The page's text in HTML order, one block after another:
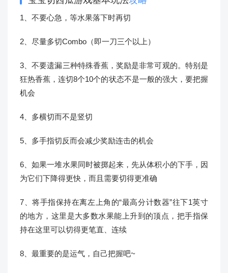
1、不要心急，等水果落下时再切
2、尽量多切Combo（即一刀三个以上）
3、不要遗漏三种特殊香蕉，奖励是非常可观的。特别是
狂热香蕉，连切8个10个的状态不是一般的强大，要把握
机会
4、多横切而不是竖切
5、多手指切反而会减少奖励连击的机会
6、如果一堆水果同时被掷起来，先从体积小的下手，因
为它们下降得更快，而且需要切得更准确
7、将手指保持在离左上角的“最高分计数器”往下1英寸
的地方，这里是大多数水果能上升到的顶点，把手指保
持在这里可以切得更笔直、连续
8、最重要的是运气，自己把握吧~